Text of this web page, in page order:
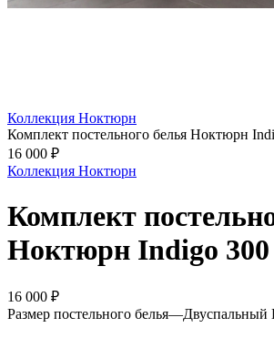
Коллекция Ноктюрн
Комплект постельного белья Ноктюрн
16 000 ₽
Коллекция Ноктюрн
Комплект
Ноктюрн Indigo
16 000 ₽
Размер постельного белья—Двуспальный